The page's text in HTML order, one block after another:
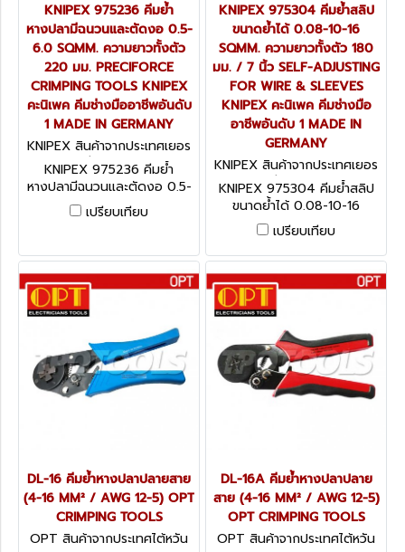
KNIPEX 975236 คีมย้ำ
หางปลามีฉนวนและตัดงอ 0.5-
6.0 SQMM. ความยาวทั้งตัว
220 มม. PRECIFORCE
CRIMPING TOOLS KNIPEX
คะนิเพค คีมช่างมืออาชีพอันดับ
1 MADE IN GERMANY
KNIPEX สินค้าจากประเทศเยอร
มนี 975236
KNIPEX 975236 คีมย้ำ
หางปลามีฉนวนและตัดงอ 0.5-
6.0 SQMM. ความยาวทั้งตัว
220 มม. PRECIFORCE
นิเพค คีมช่างมืออาชีพอันดับ 1
MADE IN GERMANY
เปรียบเทียบ
KNIPEX 975304 คีมย้ำสลิป
ขนาดย้ำได้ 0.08-10-16
SQMM. ความยาวทั้งตัว 180
มม. / 7 นิ้ว SELF-ADJUSTING
FOR WIRE & SLEEVES
KNIPEX คะนิเพค คีมช่างมือ
อาชีพอันดับ 1 MADE IN
GERMANY
KNIPEX สินค้าจากประเทศเยอร
มนี 975304
KNIPEX 975304 คีมย้ำสลิป
ขนาดย้ำได้ 0.08-10-16
SQMM. ความยาวทั้งตัว 180
มม. / 7 นิ้ว SELF-ADJUSTING
FOR WIRE & SLEEVES
KNIPEX คะนิเพค คีมช่างมือ
อาชีพอันดับ 1 MADE IN
GERMANY
เปรียบเทียบ
DL-16 คีมย้ำหางปลาปลายสาย
(4-16 MM² / AWG 12-5) OPT
CRIMPING TOOLS
OPT สินค้าจากประเทศไต้หวัน
DL-16A คีมย้ำหางปลาปลาย
สาย (4-16 MM² / AWG 12-5)
OPT CRIMPING TOOLS
OPT สินค้าจากประเทศไต้หวัน